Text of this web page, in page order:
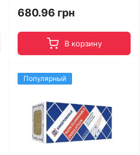
680.96 грн
В корзину
Популярный